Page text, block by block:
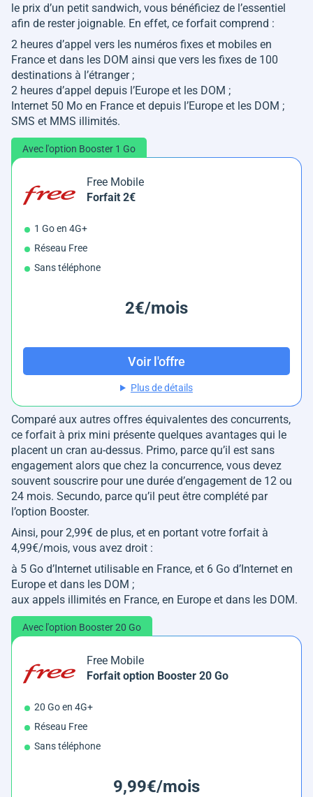
le prix d’un petit sandwich, vous bénéficiez de l’essentiel
afin de rester joignable. En effet, ce forfait comprend :
2 heures d’appel vers les numéros fixes et mobiles en
France et dans les DOM ainsi que vers les fixes de 100
destinations à l’étranger ;
2 heures d’appel depuis l’Europe et les DOM ;
Internet 50 Mo en France et depuis l’Europe et les DOM ;
SMS et MMS illimités.
Avec l'option Booster 1 Go
Free Mobile
Forfait 2€
1 Go en 4G+
Réseau Free
Sans téléphone
2€/mois
Voir l'offre
Plus de détails
Comparé aux autres offres équivalentes des concurrents,
ce forfait à prix mini présente quelques avantages qui le
placent un cran au-dessus. Primo, parce qu’il est sans
engagement alors que chez la concurrence, vous devez
souvent souscrire pour une durée d’engagement de 12 ou
24 mois. Secundo, parce qu’il peut être complété par
l’option Booster.
Ainsi, pour 2,99€ de plus, et en portant votre forfait à
4,99€/mois, vous avez droit :
à 5 Go d’Internet utilisable en France, et 6 Go d’Internet en
Europe et dans les DOM ;
aux appels illimités en France, en Europe et dans les DOM.
Avec l'option Booster 20 Go
Free Mobile
Forfait option Booster 20 Go
20 Go en 4G+
Réseau Free
Sans téléphone
9,99€/mois